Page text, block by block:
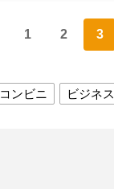
1 2 3
コンビニ ビジネス